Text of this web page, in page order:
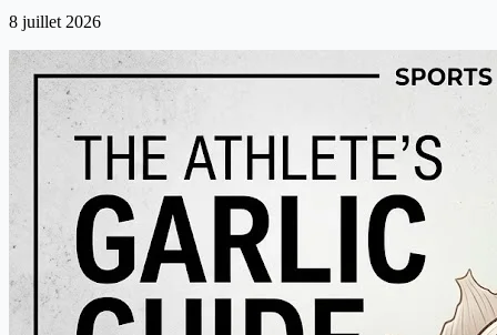
8 juillet 2026